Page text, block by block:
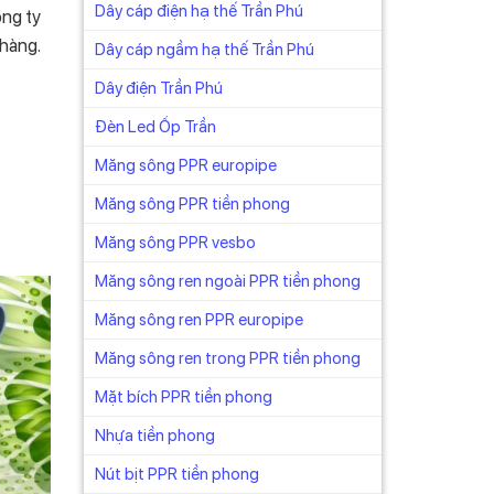
Dây cáp điện hạ thế Trần Phú
Dây cáp ngầm hạ thế Trần Phú
Dây điện Trần Phú
Đèn Led Ốp Trần
Măng sông PPR europipe
Măng sông PPR tiền phong
Măng sông PPR vesbo
Măng sông ren ngoài PPR tiền phong
Măng sông ren PPR europipe
Măng sông ren trong PPR tiền phong
Mặt bích PPR tiền phong
Nhựa tiền phong
Nút bịt PPR tiền phong
ty
với
anh